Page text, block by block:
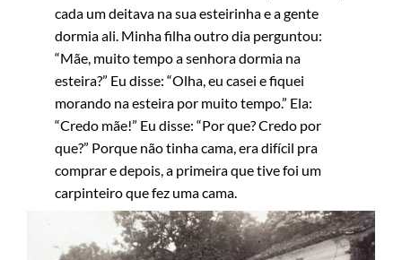
cada um deitava na sua esteirinha e a gente
dormia ali. Minha filha outro dia perguntou:
“Mãe, muito tempo a senhora dormia na
esteira?” Eu disse: “Olha, eu casei e fiquei
morando na esteira por muito tempo.” Ela:
“Credo mãe!” Eu disse: “Por que? Credo por
que?” Porque não tinha cama, era difícil pra
comprar e depois, a primeira que tive foi um
carpinteiro que fez uma cama.